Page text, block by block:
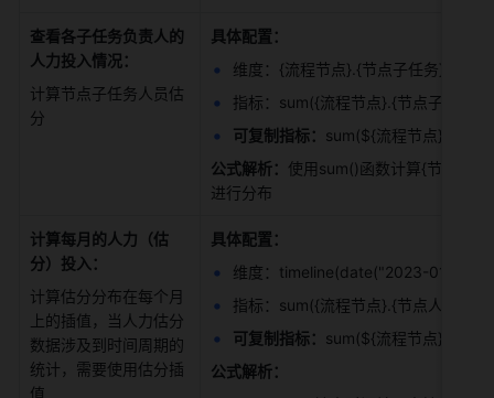
查看各子任务负责人的
人力投入情况：
计算节点子任务人员估
分
具体配置：
维度：{流程节点}.{节点子任务}.{任务
指标：sum({流程节点}.{节点子任务
可复制指标： sum(${流程节点}.${节
公式解析： 使用sum()函数计算{节点子
进行分布
计算每月的人力（估
分）投入：
计算估分分布在每个月
上的插值，当人力估分
数据涉及到时间周期的
统计，需要使用估分插
值
具体配置：
维度：timeline(date("2023-01-
指标：sum({流程节点}.{节点人员}.{
可复制指标： sum(${流程节点}.${节
公式解析：